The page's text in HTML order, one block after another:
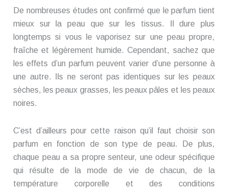
De nombreuses études ont confirmé que le parfum tient
mieux sur la peau que sur les tissus. Il dure plus
longtemps si vous le vaporisez sur une peau propre,
fraîche et légèrement humide. Cependant, sachez que
les effets d’un parfum peuvent varier d’une personne à
une autre. Ils ne seront pas identiques sur les peaux
sèches, les peaux grasses, les peaux pâles et les peaux
noires.
C’est d’ailleurs pour cette raison qu’il faut choisir son
parfum en fonction de son type de peau. De plus,
chaque peau a sa propre senteur, une odeur spécifique
qui résulte de la mode de vie de chacun, de la
température corporelle et des conditions